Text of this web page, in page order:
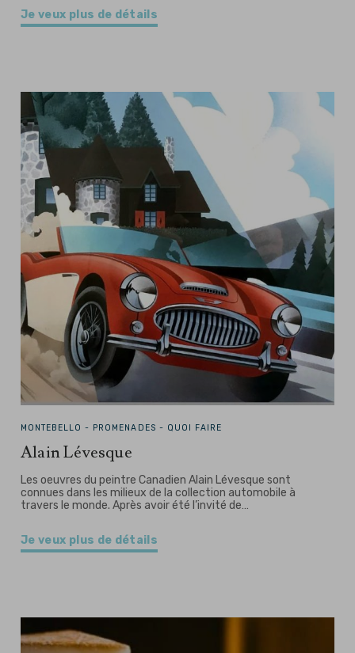
Je veux plus de détails
MONTEBELLO - PROMENADES - QUOI FAIRE
Alain Lévesque
Les oeuvres du peintre Canadien Alain Lévesque sont
connues dans les milieux de la collection automobile à
travers le monde. Après avoir été l’invité de…
Je veux plus de détails